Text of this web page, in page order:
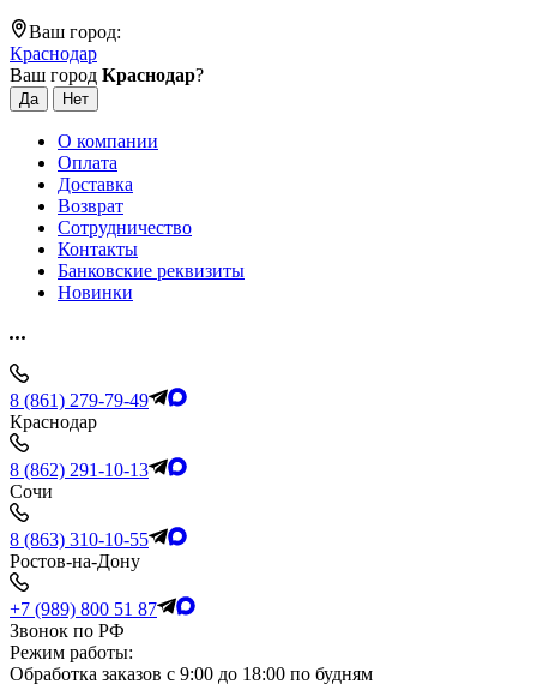
Ваш город:
Краснодар
Ваш город Краснодар?
О компании
Оплата
Доставка
Возврат
Сотрудничество
Контакты
Банковские реквизиты
Новинки
8 (861) 279-79-49
Краснодар
8 (862) 291-10-13
Сочи
8 (863) 310-10-55
Ростов-на-Дону
+7 (989) 800 51 87
Звонок по РФ
Режим работы:
Обработка заказов с 9:00 до 18:00 по будням